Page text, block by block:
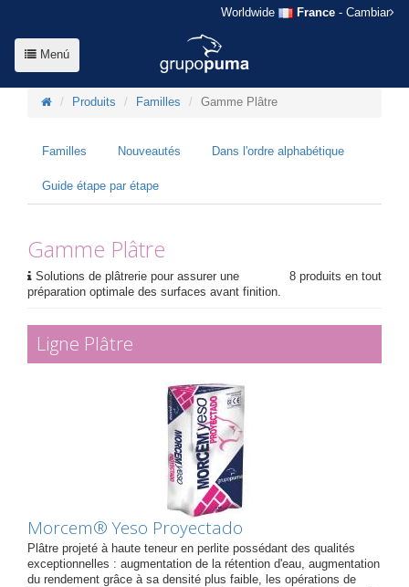
Worldwide France - Cambiar
Menú
Produits Familles Gamme Plâtre
Familles Nouveautés Dans l'ordre alphabétique
Guide étape par étape
Gamme Plâtre
8 produits en tout
Solutions de plâtrerie pour assurer une
préparation optimale des surfaces avant finition.
Ligne Plâtre
Morcem® Yeso Proyectado
Plâtre projeté à haute teneur en perlite possédant des qualités
exceptionnelles : augmentation de la rétention d'eau, augmentation
du rendement grâce à sa densité plus faible, les opérations de